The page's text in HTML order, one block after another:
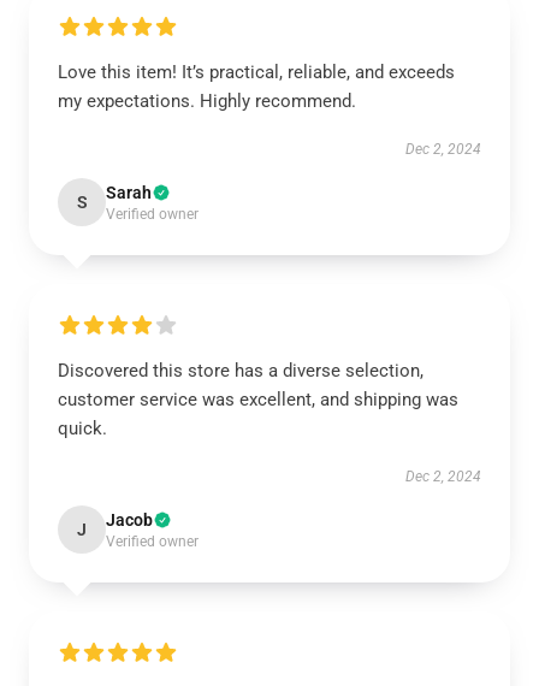
Love this item! It’s practical, reliable, and exceeds
my expectations. Highly recommend.
Dec 2, 2024
S Sarah
Verified owner
Discovered this store has a diverse selection,
customer service was excellent, and shipping was
quick.
Dec 2, 2024
J Jacob
Verified owner